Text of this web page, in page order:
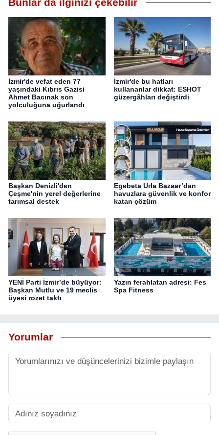
Bunlar da ilginizi çekebilir
İzmir'de vefat eden 77
yaşındaki Kıbrıs Gazisi
Ahmet Bacınak son
yolculuğuna uğurlandı
İzmir'de bu hatları
kullananlar dikkat: ESHOT
güzergâhları değiştirdi
Başkan Denizli'den
Çeşme'nin yerel değerlerine
tarımsal destek
Egebeta Urla Bazaar’dan
havuzlara güvenlik ve konfor
katan çözüm
YENİ Parti İzmir’de büyüyor:
Başkan Mutlu ve 19 meclis
üyesi rozet taktı
Yazın ferahlatan adresi: Fes
Spa Fitness
Yorumlar